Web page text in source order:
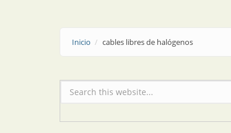
Inicio cables libres de halógenos
Formulario de búsqueda